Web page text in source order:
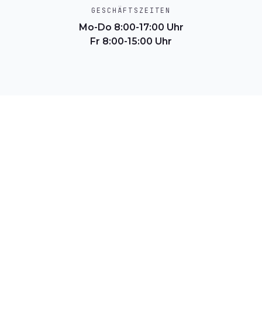
GESCHÄFTSZEITEN
Mo-Do 8:00-17:00 Uhr
Fr 8:00-15:00 Uhr